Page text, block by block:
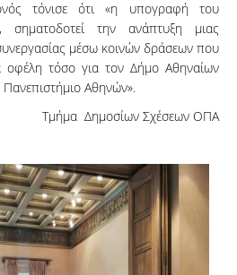
τόνισε ότι «η υπογραφή του
σηματοδοτεί την ανάπτυξη μιας
μέσω κοινών δράσεων που
τόσο για τον Δήμο Αθηναίων
Αθηνών».
Τμήμα Δημοσίων Σχέσεων ΟΠΑ